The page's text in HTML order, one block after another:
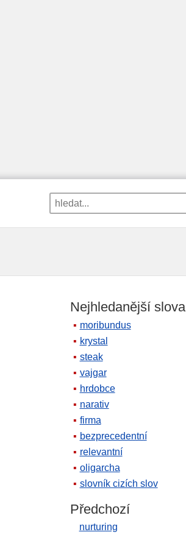
Nejhledanější slova
moribundus
krystal
steak
vajgar
hrdobce
narativ
firma
bezprecedentní
relevantní
oligarcha
slovník cizích slov
Předchozí
nurturing